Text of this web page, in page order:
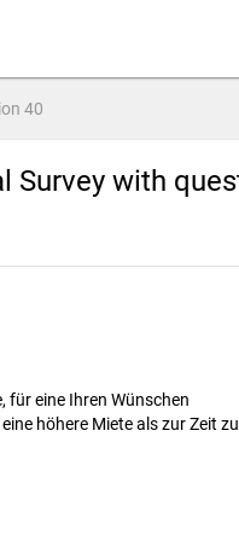
40
Survey with
für eine Ihren Wünschen
höhere Miete als zur Zeit zu